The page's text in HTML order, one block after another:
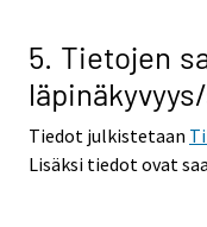
5. Tietojen
Tiedot julkistetaan
Lisäksi tiedot ovat